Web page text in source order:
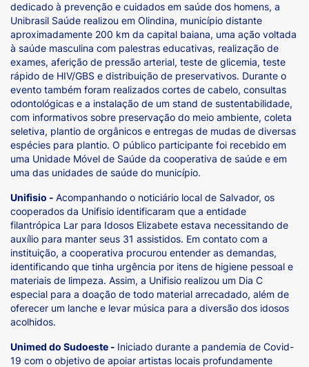
dedicado à prevenção e cuidados em saúde dos homens, a
Unibrasil Saúde realizou em Olindina, município distante
aproximadamente 200 km da capital baiana, uma ação voltada
à saúde masculina com palestras educativas, realização de
exames, aferição de pressão arterial, teste de glicemia, teste
rápido de HIV/GBS e distribuição de preservativos. Durante o
evento também foram realizados cortes de cabelo, consultas
odontológicas e a instalação de um stand de sustentabilidade,
com informativos sobre preservação do meio ambiente, coleta
seletiva, plantio de orgânicos e entregas de mudas de diversas
espécies para plantio. O público participante foi recebido em
uma Unidade Móvel de Saúde da cooperativa de saúde e em
uma das unidades de saúde do município.
Unifisio - Acompanhando o noticiário local de Salvador, os
cooperados da Unifisio identificaram que a entidade
filantrópica Lar para Idosos Elizabete estava necessitando de
auxílio para manter seus 31 assistidos. Em contato com a
instituição, a cooperativa procurou entender as demandas,
identificando que tinha urgência por itens de higiene pessoal e
materiais de limpeza. Assim, a Unifisio realizou um Dia C
especial para a doação de todo material arrecadado, além de
oferecer um lanche e levar música para a diversão dos idosos
acolhidos.
Unimed do Sudoeste - Iniciado durante a pandemia de Covid-
19 com o objetivo de apoiar artistas locais profundamente